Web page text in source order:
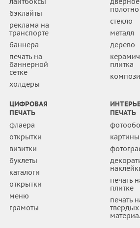
бэклайты
реклама на
транспорте
баннера
печать на
баннерной
сетке
холдеры
полотно
стекло
металл
дерево
плитка
ЦИФРОВАЯ
ПЕЧАТЬ
флаера
открытки
визитки
буклеты
каталоги
открытки
меню
грамоты
ПЕЧАТЬ
картины
печать
плитке
печать
твердых